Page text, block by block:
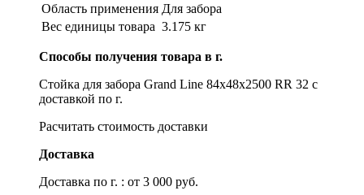
Область применения Для забора
Вес единицы товара 3.175 кг
Способы получения товара в г.
Стойка для забора Grand Line 84х48х2500 RR 32 с
доставкой по г.
Расчитать стоимость доставки
Доставка
Доставка по г. : от 3 000 руб.